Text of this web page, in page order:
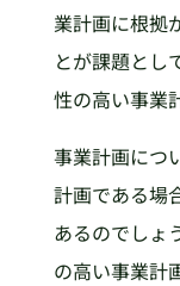
業計画に根拠
とが課題とし
性の高い事業
事業計画につ
計画である場
あるのでしょ
の高い事業計